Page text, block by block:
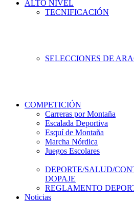
ALTO NIVEL
TECNIFICACIÓN
SELECCIONES DE
COMPETICIÓN
Carreras por Montaña
Escalada Deportiva
Esquí de Montaña
Marcha Nórdica
Juegos Escolares
DEPORTE/SALUD/
DOPAJE
REGLAMENTO
Noticias